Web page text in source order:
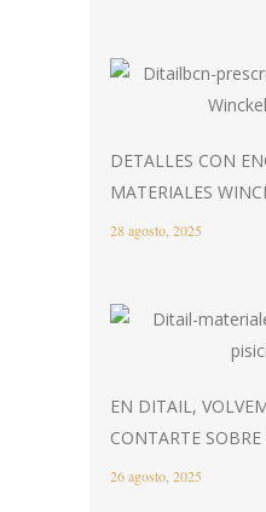
DETALLES CON
MATERIALES
28 agosto, 2025
EN DITAIL,
CONTARTE
26 agosto, 2025